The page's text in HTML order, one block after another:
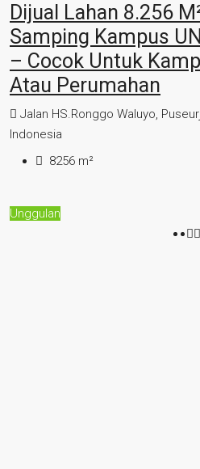
Dijual Lahan 8.256
Samping Kampus
– Cocok Untuk
Atau Perumahan
Jalan HS.Ronggo Waluyo,
Indonesia
8256 m²
Unggulan